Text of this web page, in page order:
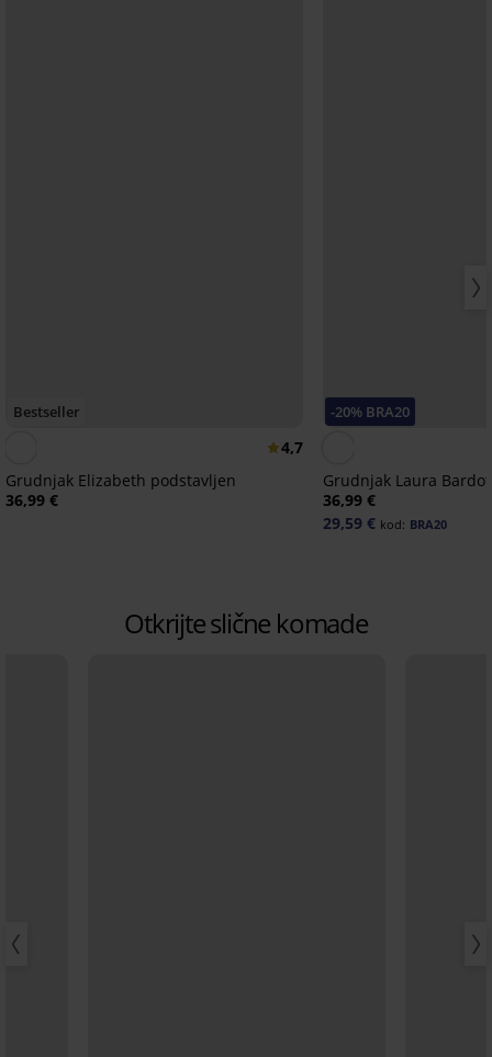
Bestseller
4,7
Grudnjak Elizabeth podstavljen
36,99 €
-20% BRA20
Grudnjak Laura Bardot
36,99 €
29,59 € kod: BRA20
Otkrijte slične komade